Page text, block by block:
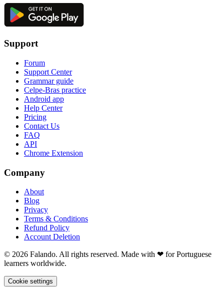
Support
Forum
Support Center
Grammar guide
Celpe-Bras practice
Android app
Help Center
Pricing
Contact Us
FAQ
API
Chrome Extension
Company
About
Blog
Privacy
Terms & Conditions
Refund Policy
Account Deletion
© 2026 Falando. All rights reserved. Made with ❤ for Portuguese
learners worldwide.
Cookie settings